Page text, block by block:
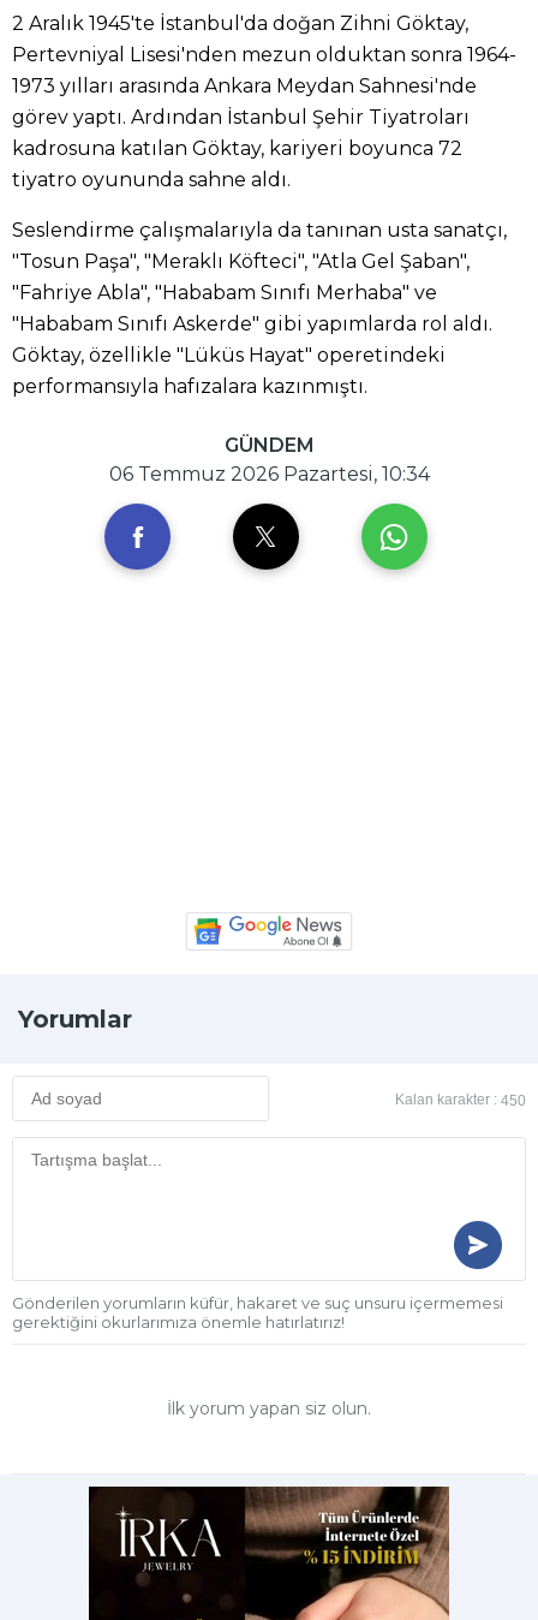
2 Aralık 1945'te İstanbul'da doğan Zihni Göktay,
Pertevniyal Lisesi'nden mezun olduktan sonra 1964-
1973 yılları arasında Ankara Meydan Sahnesi'nde
görev yaptı. Ardından İstanbul Şehir Tiyatroları
kadrosuna katılan Göktay, kariyeri boyunca 72
tiyatro oyununda sahne aldı.
Seslendirme çalışmalarıyla da tanınan usta sanatçı,
"Tosun Paşa", "Meraklı Köfteci", "Atla Gel Şaban",
"Fahriye Abla", "Hababam Sınıfı Merhaba" ve
"Hababam Sınıfı Askerde" gibi yapımlarda rol aldı.
Göktay, özellikle "Lüküs Hayat" operetindeki
performansıyla hafızalara kazınmıştı.
GÜNDEM
06 Temmuz 2026 Pazartesi, 10:34
Yorumlar
Kalan karakter : 450
Gönderilen yorumların küfür, hakaret ve suç unsuru içermemesi
gerektiğini okurlarımıza önemle hatırlatırız!
İlk yorum yapan siz olun.